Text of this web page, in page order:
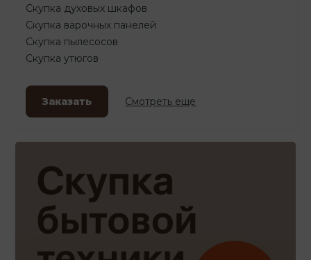
Скупка духовых шкафов
Скупка варочных панелей
Скупка пылесосов
Скупка утюгов
Заказать Смотреть еще